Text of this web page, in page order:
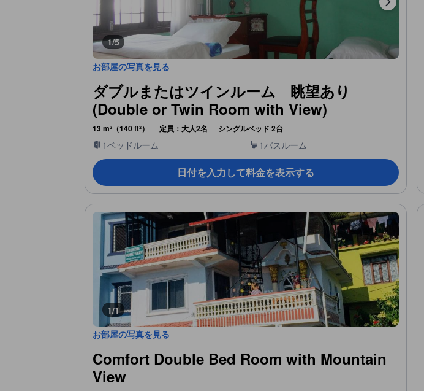
1/5
お部屋の写真を見る
ダブルまたはツインルーム 眺望あり
(Double or Twin Room with View)
13 m²（140 ft²） 定員：大人2名 シングルベッド 2台
1ベッドルーム 1バスルーム
日付を入力して料金を表示する
1/1
お部屋の写真を見る
Comfort Double Bed Room with Mountain
View